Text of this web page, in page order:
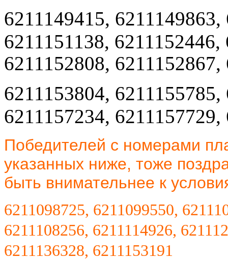
6211149415,
6211151138, 6211152446,
6211152808,
6211153804,
6211157234, 6211157729,
Победителей с номерами
указанных ниже, тоже
быть внимательнее к
6211098725, 6211099550,
6211108256, 6211114926,
6211136328, 6211153191